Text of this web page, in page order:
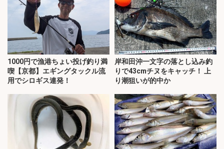
1000円で漁港ちょい投げ釣り満
喫【京都】エギングタックル流
用でシロギス連発！
岸和田沖一文字の落とし込み釣
りで43cmチヌをキャッチ！ 上
り潮狙いが的中か